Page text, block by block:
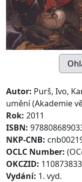
Autor: Purš, Ivo,
umění (Akademie
Rok: 2011
ISBN:
NKP-CNB:
OCLC Number:
OKCZID: 110873833
Vydání: 1. vyd.